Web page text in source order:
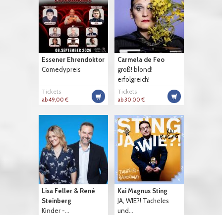
Essener Ehrendoktor
Comedypreis
Tickets
ab 49,00 €
Carmela de Feo
groß! blond!
erfolgreich!
Tickets
ab 30,00 €
Lisa Feller & René
Steinberg
Kinder -...
Kai Magnus Sting
JA, WIE?! Tacheles
und...